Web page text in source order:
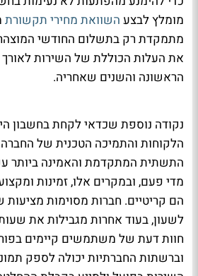
מומלץ לבצע השוואת מחירי תקשורת
מתמקדת רק בתשלום החודשי
את העלות הכוללת של השירות
הראשונה והשנים שאחריה.
נקודה נוספת שכדאי לקחת בחשבון
הלקוחות והתמיכה הטכנית של
התשתית המתקדמת והאמינה ביותר
מדי פעם, ובמקרים אלו, זמינות
הם קריטיים. חברות מסוימות מציעות
לשעון, בעוד אחרות מגבילות את
חוות דעת של משתמשים קיימים
וברשתות החברתיות יכולה לספק